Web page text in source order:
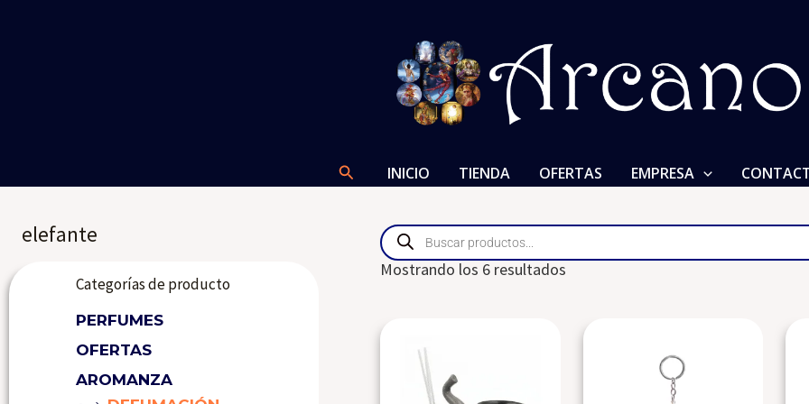
Buscar INICIO TIENDA OFERTAS EMPRESA
elefante
Categorías de producto
PERFUMES
OFERTAS
AROMANZA
Products
search
Mostrando los 6 resultados
Elefante